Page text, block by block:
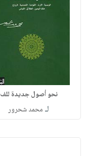
نحو أصول جديدة للف
لـ محمد شحرور